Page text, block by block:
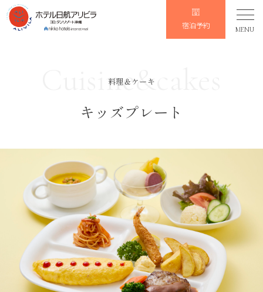
宿泊予約 MENU
Cuisine&cakes
料理＆ケーキ
キッズプレート